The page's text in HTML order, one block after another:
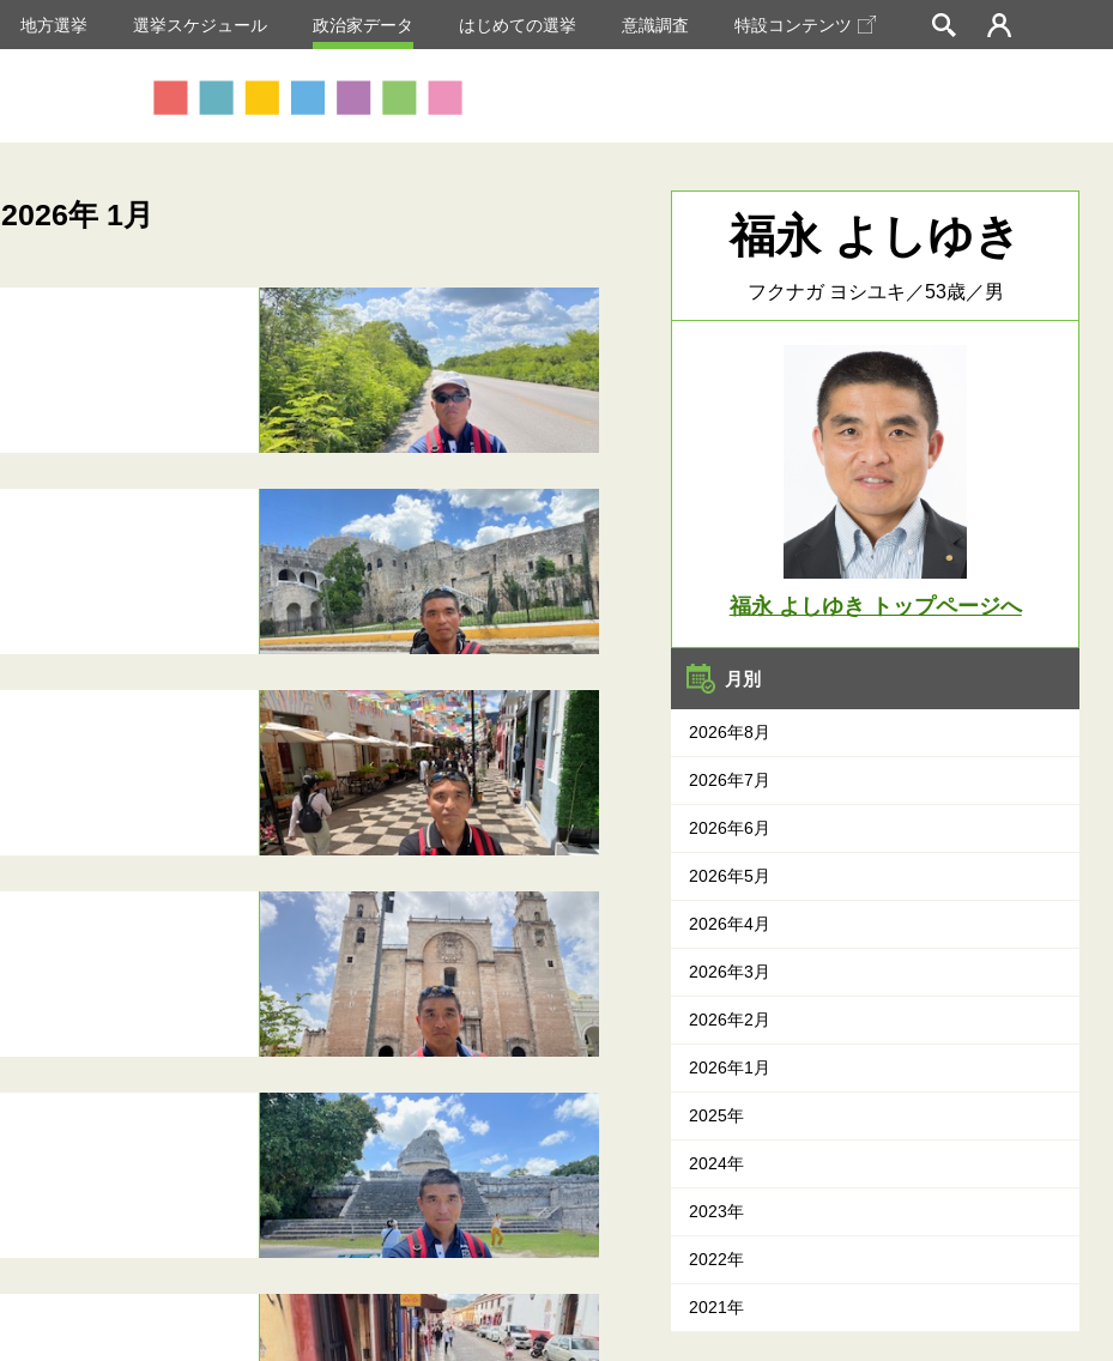
地方選挙 選挙スケジュール 政治家データ はじめての選挙 意識調査 特設コンテンツ
2026年 1月 福永 よしゆき
フクナガ ヨシユキ／53歳／男
福永 よしゆき トップページへ
月別
2026年8月
2026年7月
2026年6月
2026年5月
2026年4月
2026年3月
2026年2月
2026年1月
2025年
2024年
2023年
2022年
2021年